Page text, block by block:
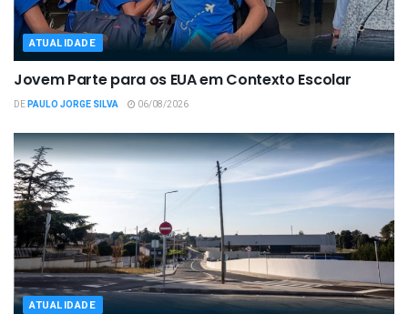
ATUALIDADE
Jovem Parte para os EUA em Contexto Escolar
DEPAULO JORGE SILVA 06/08/2026
ATUALIDADE